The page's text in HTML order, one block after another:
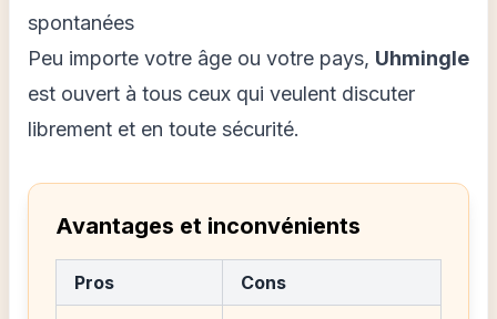
spontanées
Peu importe votre âge ou votre pays, Uhmingle
est ouvert à tous ceux qui veulent discuter
librement et en toute sécurité.
Avantages et inconvénients
Pros Cons